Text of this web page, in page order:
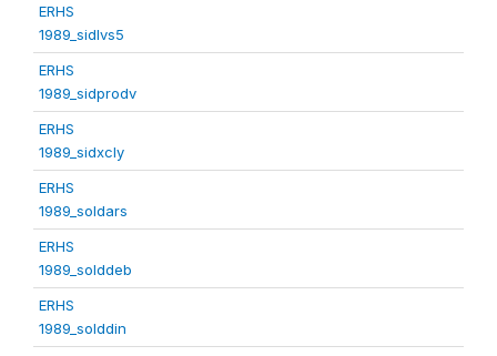
ERHS
1989_sidlvs5
ERHS
1989_sidprodv
ERHS
1989_sidxcly
ERHS
1989_soldars
ERHS
1989_solddeb
ERHS
1989_solddin